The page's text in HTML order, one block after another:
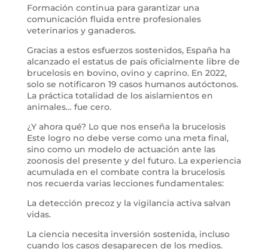
Formación continua para garantizar una
comunicación fluida entre profesionales
veterinarios y ganaderos.
Gracias a estos esfuerzos sostenidos, España ha
alcanzado el estatus de país oficialmente libre de
brucelosis en bovino, ovino y caprino. En 2022,
solo se notificaron 19 casos humanos autóctonos.
La práctica totalidad de los aislamientos en
animales… fue cero.
¿Y ahora qué? Lo que nos enseña la brucelosis
Este logro no debe verse como una meta final,
sino como un modelo de actuación ante las
zoonosis del presente y del futuro. La experiencia
acumulada en el combate contra la brucelosis
nos recuerda varias lecciones fundamentales:
La detección precoz y la vigilancia activa salvan
vidas.
La ciencia necesita inversión sostenida, incluso
cuando los casos desaparecen de los medios.